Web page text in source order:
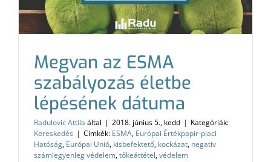
Megvan az ESMA
szabályozás életbe
lépésének dátuma
Radulovic Attila által | 2018. június 5., kedd | Kategóriák:
Kereskedés | Címkék: ESMA, Európai Értékpapír-piaci
Hatóság, Európai Unió, kisbefektető, kockázat, negatív
számlegyenleg védelem,tőkeáttétel,védelem